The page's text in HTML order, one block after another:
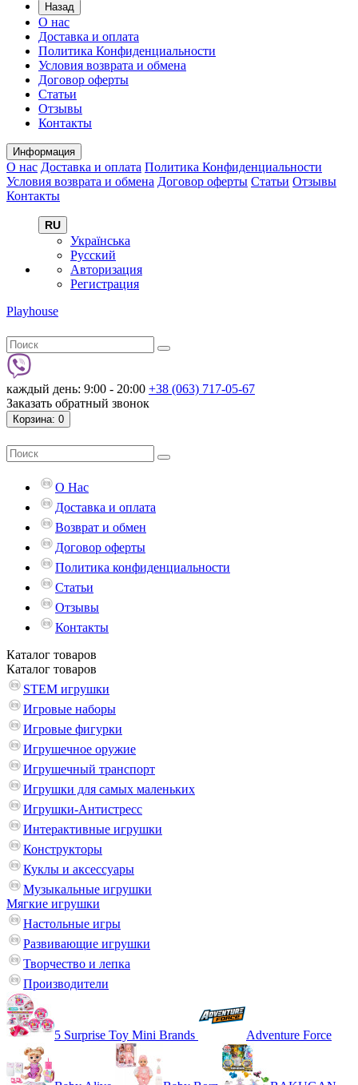
Назад
О нас
Доставка и оплата
Политика Конфиденциальности
Условия возврата и обмена
Договор оферты
Статьи
Отзывы
Контакты
Информация
О нас Доставка и оплата Политика Конфиденциальности
Условия возврата и обмена Договор оферты Статьи Отзывы
Контакты
RU
Українська
Русский
Авторизация
Регистрация
Playhouse
каждый день: 9:00 - 20:00 +38 (063) 717-05-67
Заказать обратный звонок
Корзина: 0
О Нас
Доставка и оплата
Возврат и обмен
Договор оферты
Политика конфиденциальности
Статьи
Отзывы
Контакты
Каталог товаров
Каталог товаров
STEM игрушки
Игровые наборы
Игровые фигурки
Игрушечное оружие
Игрушечный транспорт
Игрушки для самых маленьких
Игрушки-Антистресс
Интерактивные игрушки
Конструкторы
Куклы и аксессуары
Музыкальные игрушки
Мягкие игрушки
Настольные игры
Развивающие игрушки
Творчество и лепка
Производители
5 Surprise Toy Mini Brands Adventure Force